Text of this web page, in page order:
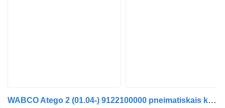
WABCO Atego 2 (01.04-) 9122100000 pneimatiskais kompresors paredzēts Mercedes-Benz Atego, Atego 2, Atego 3 (1996-) kravas automašīnas